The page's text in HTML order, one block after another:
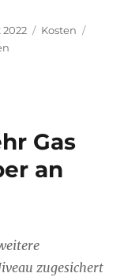
2022 Kategorien
Kosten
Gas
an
zugesichert